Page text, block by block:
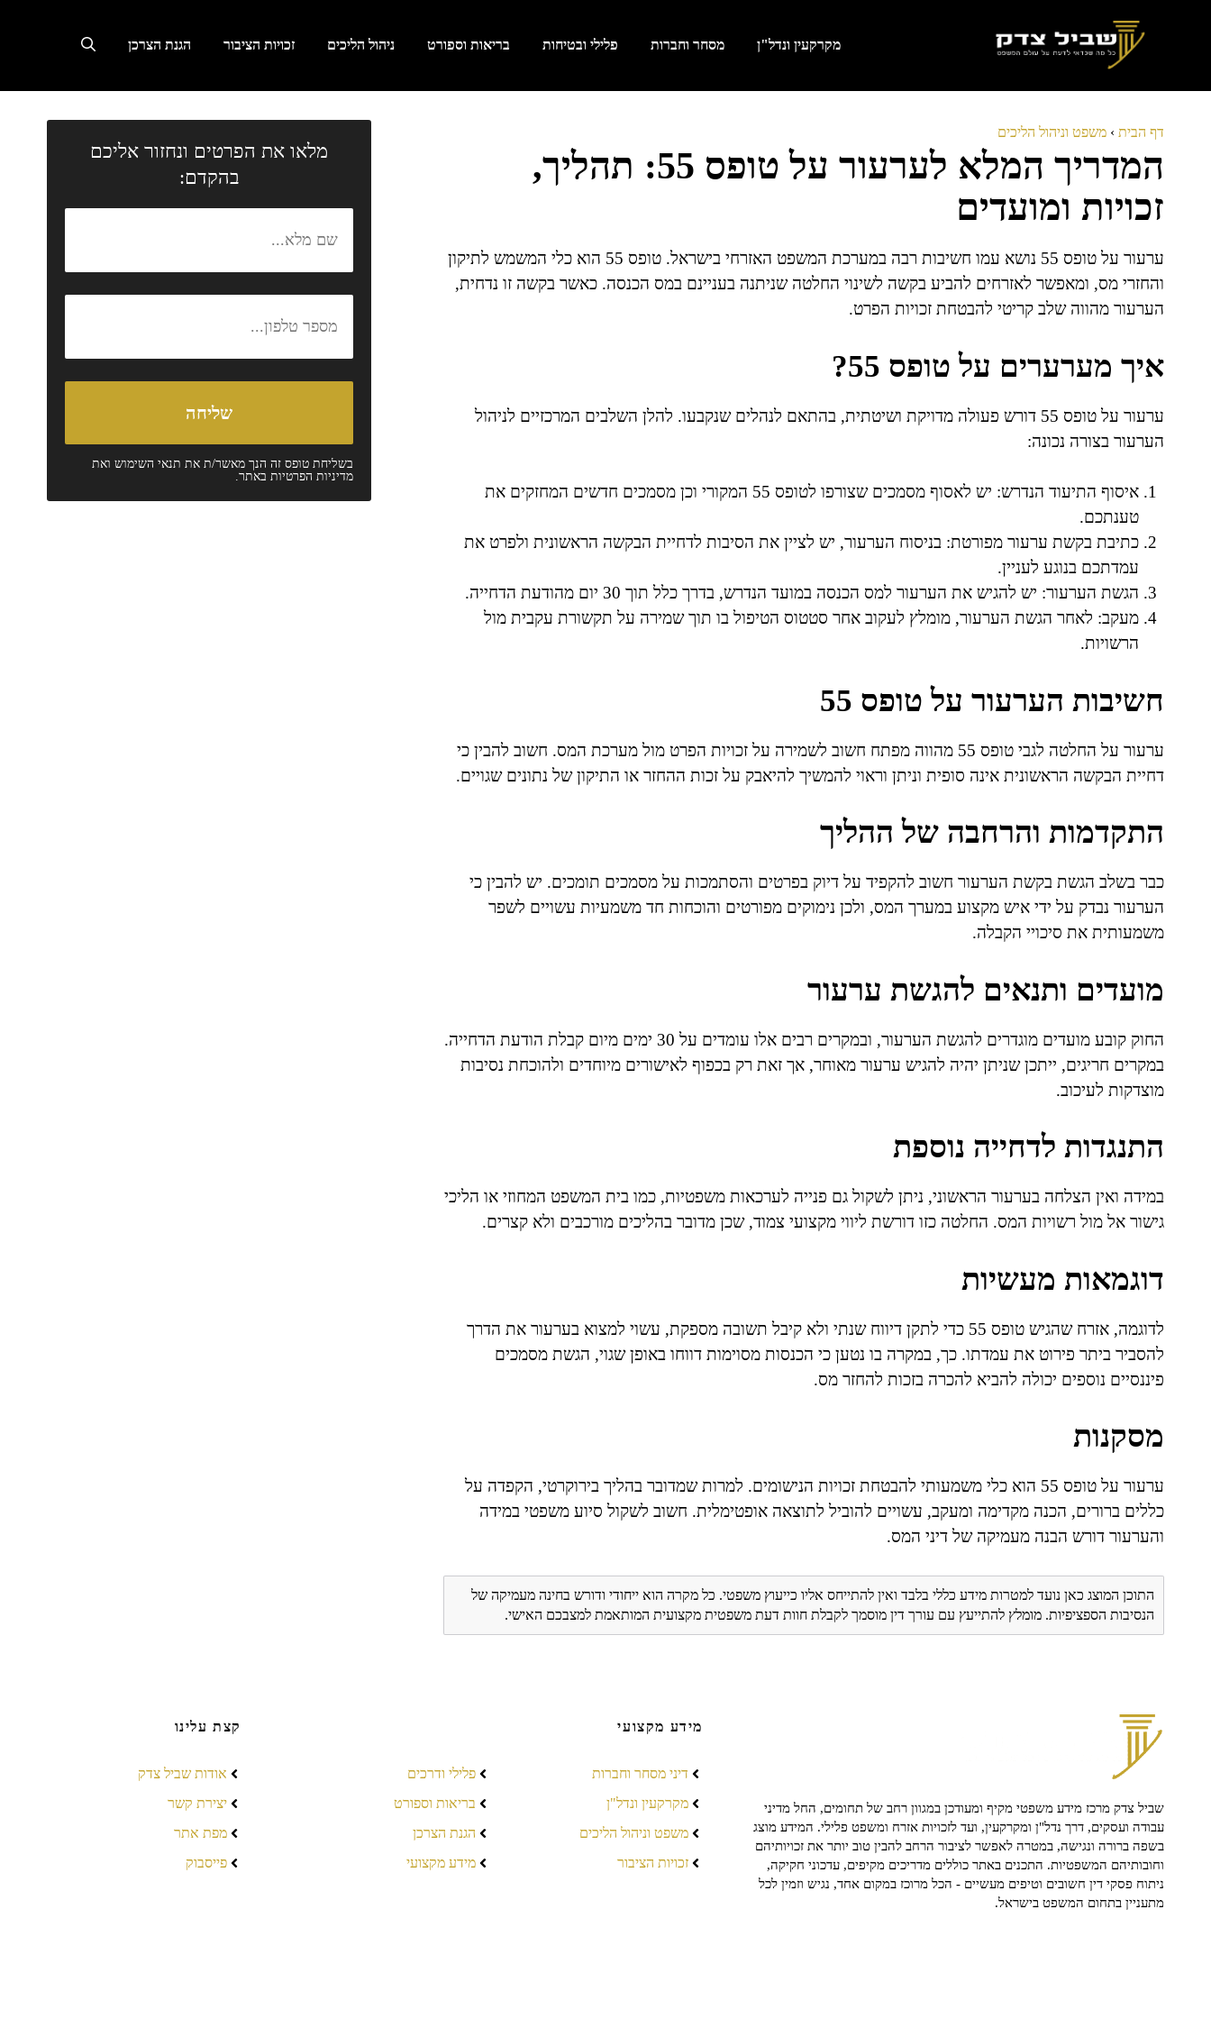
מקרקעין ונדל"ן מסחר וחברות פלילי ובטיחות בריאות וספורט ניהול הליכים זכויות הציבור הגנת הצרכן
דף הבית › משפט וניהול הליכים
המדריך המלא לערעור על טופס 55: תהליך,
זכויות ומועדים
ערעור על טופס 55 נושא עמו חשיבות רבה במערכת המשפט האזרחי בישראל. טופס 55 הוא כלי המשמש לתיקון
והחזרי מס, ומאפשר לאזרחים להביע בקשה לשינוי החלטה שניתנה בעניינם במס הכנסה. כאשר בקשה זו נדחית,
הערעור מהווה שלב קריטי להבטחת זכויות הפרט.
איך מערערים על טופס 55?
ערעור על טופס 55 דורש פעולה מדויקת ושיטתית, בהתאם לנהלים שנקבעו. להלן השלבים המרכזיים לניהול
הערעור בצורה נכונה:
איסוף התיעוד הנדרש: יש לאסוף מסמכים שצורפו לטופס 55 המקורי וכן מסמכים חדשים המחזקים את
טענתכם.
כתיבת בקשת ערעור מפורטת: בניסוח הערעור, יש לציין את הסיבות לדחיית הבקשה הראשונית ולפרט את
עמדתכם בנוגע לעניין.
הגשת הערעור: יש להגיש את הערעור למס הכנסה במועד הנדרש, בדרך כלל תוך 30 יום מהודעת הדחייה.
מעקב: לאחר הגשת הערעור, מומלץ לעקוב אחר סטטוס הטיפול בו תוך שמירה על תקשורת עקבית מול
הרשויות.
חשיבות הערעור על טופס 55
ערעור על החלטה לגבי טופס 55 מהווה מפתח חשוב לשמירה על זכויות הפרט מול מערכת המס. חשוב להבין כי
דחיית הבקשה הראשונית אינה סופית וניתן וראוי להמשיך להיאבק על זכות ההחזר או התיקון של נתונים שגויים.
התקדמות והרחבה של ההליך
כבר בשלב הגשת בקשת הערעור חשוב להקפיד על דיוק בפרטים והסתמכות על מסמכים תומכים. יש להבין כי
הערעור נבדק על ידי איש מקצוע במערך המס, ולכן נימוקים מפורטים והוכחות חד משמעיות עשויים לשפר
משמעותית את סיכויי הקבלה.
מועדים ותנאים להגשת ערעור
החוק קובע מועדים מוגדרים להגשת הערעור, ובמקרים רבים אלו עומדים על 30 ימים מיום קבלת הודעת הדחייה.
במקרים חריגים, ייתכן שניתן יהיה להגיש ערעור מאוחר, אך זאת רק בכפוף לאישורים מיוחדים ולהוכחת נסיבות
מוצדקות לעיכוב.
התנגדות לדחייה נוספת
במידה ואין הצלחה בערעור הראשוני, ניתן לשקול גם פנייה לערכאות משפטיות, כמו בית המשפט המחוזי או הליכי
גישור אל מול רשויות המס. החלטה כזו דורשת ליווי מקצועי צמוד, שכן מדובר בהליכים מורכבים ולא קצרים.
דוגמאות מעשיות
לדוגמה, אזרח שהגיש טופס 55 כדי לתקן דיווח שנתי ולא קיבל תשובה מספקת, עשוי למצוא בערעור את הדרך
להסביר ביתר פירוט את עמדתו. כך, במקרה בו נטען כי הכנסות מסוימות דווחו באופן שגוי, הגשת מסמכים
פיננסיים נוספים יכולה להביא להכרה בזכות להחזר מס.
מסקנות
ערעור על טופס 55 הוא כלי משמעותי להבטחת זכויות הנישומים. למרות שמדובר בהליך בירוקרטי, הקפדה על
כללים ברורים, הכנה מקדימה ומעקב, עשויים להוביל לתוצאה אופטימלית. חשוב לשקול סיוע משפטי במידה
והערעור דורש הבנה מעמיקה של דיני המס.
התוכן המוצג כאן נועד למטרות מידע כללי בלבד ואין להתייחס אליו כייעוץ משפטי. כל מקרה הוא ייחודי ודורש בחינה מעמיקה של
הנסיבות הספציפיות. מומלץ להתייעץ עם עורך דין מוסמך לקבלת חוות דעת משפטית מקצועית המותאמת למצבכם האישי.
מלאו את הפרטים ונחזור אליכם
בהקדם:
בשליחת טופס זה הנך מאשר/ת את תנאי השימושואת
מדיניות הפרטיותבאתר.
שביל צדק מרכז מידע משפטי מקיף ומעודכן במגוון רחב של תחומים, החל מדיני
עבודה ועסקים, דרך נדל"ן ומקרקעין, ועד לזכויות אזרח ומשפט פלילי. המידע מוצג
בשפה ברורה ונגישה, במטרה לאפשר לציבור הרחב להבין טוב יותר את זכויותיהם
וחובותיהם המשפטיות. התכנים באתר כוללים מדריכים מקיפים, עדכוני חקיקה,
ניתוח פסקי דין חשובים וטיפים מעשיים - הכל מרוכז במקום אחד, נגיש וזמין לכל
מתעניין בתחום המשפט בישראל.
מידע מקצועי
דיני מסחר וחברות
מקרקעין ונדל"ן
משפט וניהול הליכים
זכויות הציבור
פלילי ודרכים
בריאות וספורט
הגנת הצרכן
מידע מקצועי
קצת עלינו
אודות שביל צדק
יצירת קשר
מפת אתר
פייסבוק